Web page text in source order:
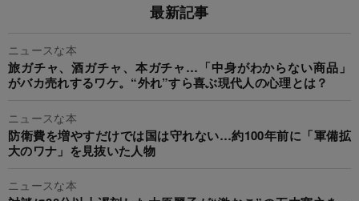
最新記事
ニュースな本
旅ガチャ、酒ガチャ、本ガチャ…「中身がわからない商品」
がバカ売れするワケ。“外れ”すら喜ぶ現代人の心理とは？
ニュースな本
防衛費を増やすだけでは国は守れない…約100年前に「軍備拡
大のワナ」を見抜いた人物
ニュースな本